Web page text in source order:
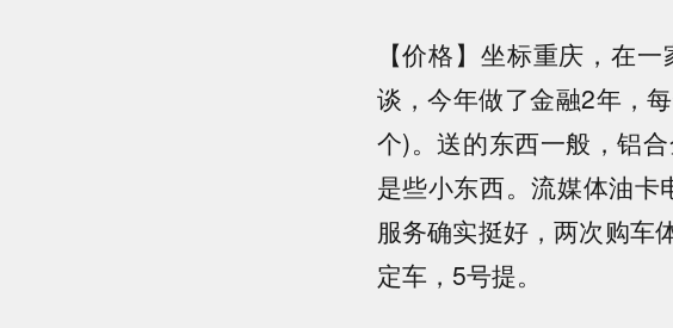
【价格】坐标重庆，在
谈，今年做了金融2年，
个)。送的东西一般，铝
是些小东西。流媒体油卡
服务确实挺好，两次购车
定车，5号提。